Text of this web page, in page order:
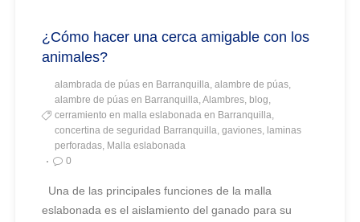
¿Cómo hacer una cerca amigable con los
animales?
alambrada de púas en Barranquilla, alambre de púas,
alambre de púas en Barranquilla, Alambres, blog,
cerramiento en malla eslabonada en Barranquilla,
concertina de seguridad Barranquilla, gaviones, laminas
perforadas, Malla eslabonada
0
Una de las principales funciones de la malla
eslabonada es el aislamiento del ganado para su